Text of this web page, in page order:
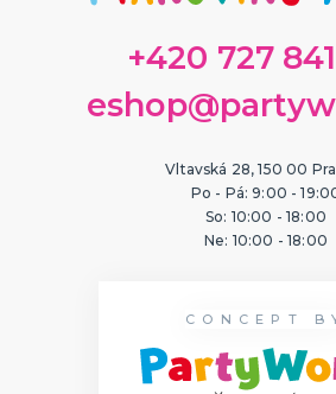
Falešná zranění
PRO SPORTOVNÍ FANOUŠKY
Oblečení pro fandy
+420 727
Vltavská 28, 150 00
Po - Pá: 9:00 -
So: 10:00 - 18:00
Ne: 10:00 - 18:00
CONCEPT